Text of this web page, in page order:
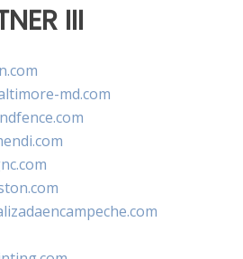
III
md.com